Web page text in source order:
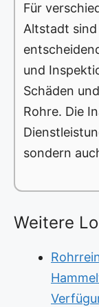
Für
Altstadt
und
Schäden
Rohre. Die
sondern
Weitere